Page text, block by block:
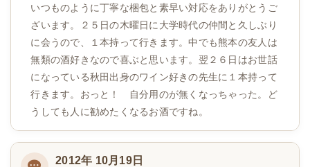
いつものように丁寧な梱包と素早い対応をありがとうご
ざいます。２５日の木曜日に大学時代の仲間と久しぶり
に会うので、１本持って行きます。中でも熊本の友人は
無類の酒好きなので喜ぶと思います。翌２６日はお世話
になっている秋田出身のワイン好きの先生に１本持って
行きます。おっと！ 自分用のが無くなっちゃった。ど
うしても人に勧めたくなるお酒ですね。
2012年 10月19日